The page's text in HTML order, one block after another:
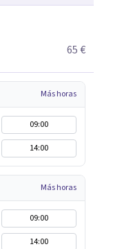
65 €
Más horas
09:00
14:00
Más horas
09:00
14:00